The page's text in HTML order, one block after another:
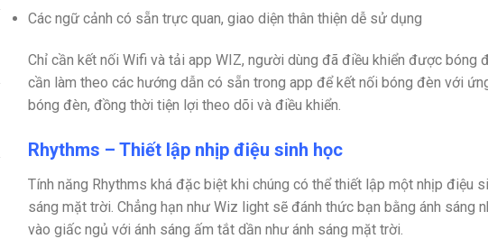
Các ngữ cảnh có sẵn trực quan, giao diện thân thiện dễ sử dụng
Chỉ cần kết nối Wifi và tải app WIZ, người dùng đã điều khiển được bóng
cần làm theo các hướng dẫn có sẵn trong app để kết nối bóng đèn với
bóng đèn, đồng thời tiện lợi theo dõi và điều khiển.
Rhythms – Thiết lập nhịp điệu sinh học
Tính năng Rhythms khá đặc biệt khi chúng có thể thiết lập một nhịp điệu
sáng mặt trời. Chẳng hạn như Wiz light sẽ đánh thức bạn bằng ánh sáng
vào giấc ngủ với ánh sáng ấm tắt dần như ánh sáng mặt trời.